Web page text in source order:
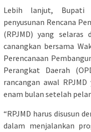
Lebih lanjut, Bupati
penyusunan Rencana
(RPJMD) yang
canangkan bersama
Perencanaan
Perangkat Daerah
rancangan awal
enam bulan setelah
“RPJMD harus disusun
dalam menjalankan